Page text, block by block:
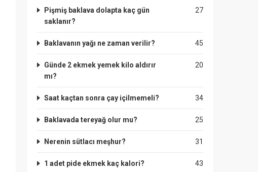
27
Pişmiş baklava dolapta kaç gün
saklanır?
45
Baklavanın yağı ne zaman verilir?
20
Günde 2 ekmek yemek kilo aldırır
mı?
34
Saat kaçtan sonra çay içilmemeli?
25
Baklavada tereyağ olur mu?
31
Nerenin sütlacı meşhur?
43
1 adet pide ekmek kaç kalori?